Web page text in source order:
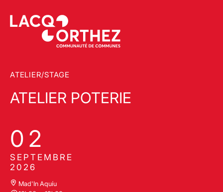
ATELIER/STAGE
ATELIER POTERIE
02
SEPTEMBRE
2026
Mad'In Aquíu